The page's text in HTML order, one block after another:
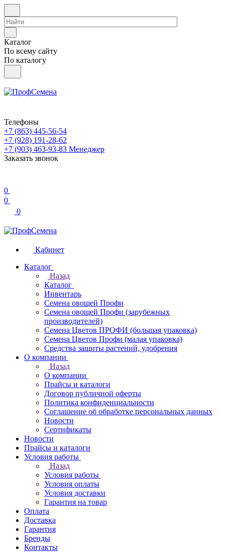
Каталог
По всему сайту
По каталогу
Телефоны
+7 (863) 445-56-54
+7 (928) 191-28-62
+7 (903) 463-93-83 Менеджер
Заказать звонок
0
0
0
Кабинет
Каталог
Назад
Каталог
Инвентарь
Семена овощей Профи
Семена овощей Профи (зарубежных
производителей)
Семена Цветов ПРОФИ (большая упаковка)
Семена Цветов Профи (малая упаковка)
Средства защиты растений, удобрения
О компании
Назад
О компании
Прайсы и каталоги
Договор публичной оферты
Политика конфиденциальности
Соглашение об обработке персональных данных
Новости
Сертификаты
Новости
Прайсы и каталоги
Условия работы
Назад
Условия работы
Условия оплаты
Условия доставки
Гарантия на товар
Оплата
Доставка
Гарантия
Бренды
Контакты